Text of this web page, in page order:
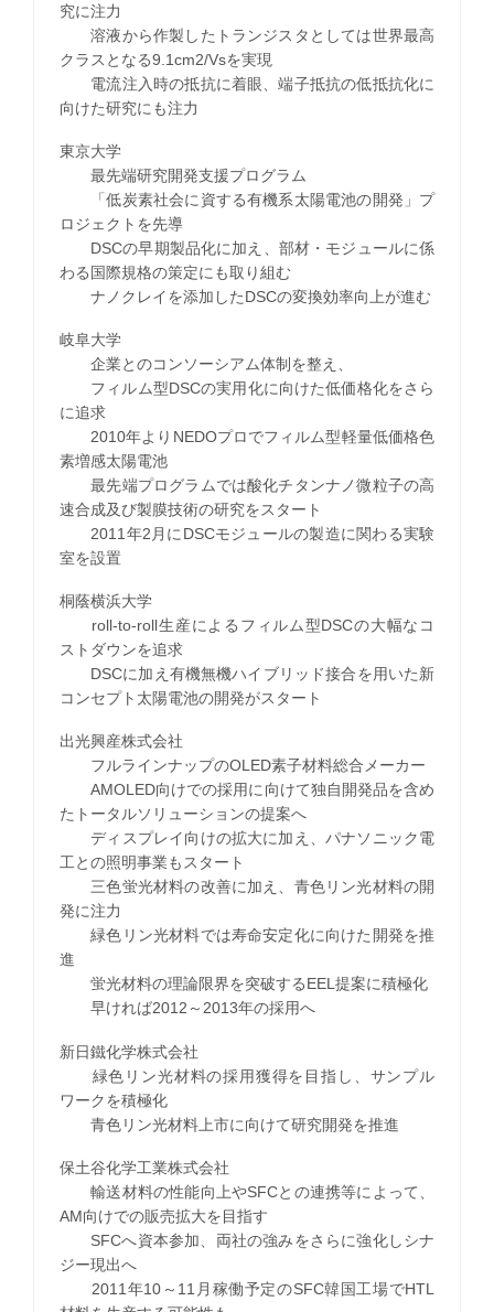
究に注力
溶液から作製したトランジスタとしては世界最高
クラスとなる9.1cm2/Vsを実現
電流注入時の抵抗に着眼、端子抵抗の低抵抗化に
向けた研究にも注力
東京大学
最先端研究開発支援プログラム
「低炭素社会に資する有機系太陽電池の開発」プ
ロジェクトを先導
DSCの早期製品化に加え、部材・モジュールに係
わる国際規格の策定にも取り組む
ナノクレイを添加したDSCの変換効率向上が進む
岐阜大学
企業とのコンソーシアム体制を整え、
フィルム型DSCの実用化に向けた低価格化をさら
に追求
2010年よりNEDOプロでフィルム型軽量低価格色
素増感太陽電池
最先端プログラムでは酸化チタンナノ微粒子の高
速合成及び製膜技術の研究をスタート
2011年2月にDSCモジュールの製造に関わる実験
室を設置
桐蔭横浜大学
roll-to-roll生産によるフィルム型DSCの大幅なコ
ストダウンを追求
DSCに加え有機無機ハイブリッド接合を用いた新
コンセプト太陽電池の開発がスタート
出光興産株式会社
フルラインナップのOLED素子材料総合メーカー
AMOLED向けでの採用に向けて独自開発品を含め
たトータルソリューションの提案へ
ディスプレイ向けの拡大に加え、パナソニック電
工との照明事業もスタート
三色蛍光材料の改善に加え、青色リン光材料の開
発に注力
緑色リン光材料では寿命安定化に向けた開発を推
進
蛍光材料の理論限界を突破するEEL提案に積極化
早ければ2012～2013年の採用へ
新日鐵化学株式会社
緑色リン光材料の採用獲得を目指し、サンプル
ワークを積極化
青色リン光材料上市に向けて研究開発を推進
保土谷化学工業株式会社
輸送材料の性能向上やSFCとの連携等によって、
AM向けでの販売拡大を目指す
SFCへ資本参加、両社の強みをさらに強化しシナ
ジー現出へ
2011年10～11月稼働予定のSFC韓国工場でHTL